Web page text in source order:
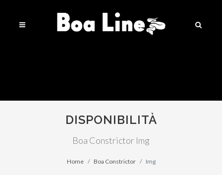
DISPONIBILITÀ
Boa Constrictor Img
Home Boa Constrictor Img